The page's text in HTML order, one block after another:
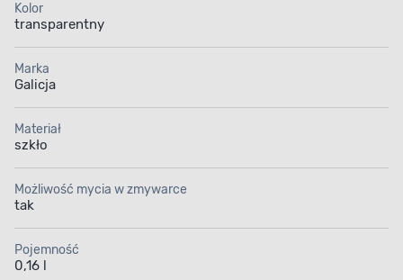
Kolor
transparentny
Marka
Galicja
Materiał
szkło
Możliwość mycia w zmywarce
tak
Pojemność
0,16 l